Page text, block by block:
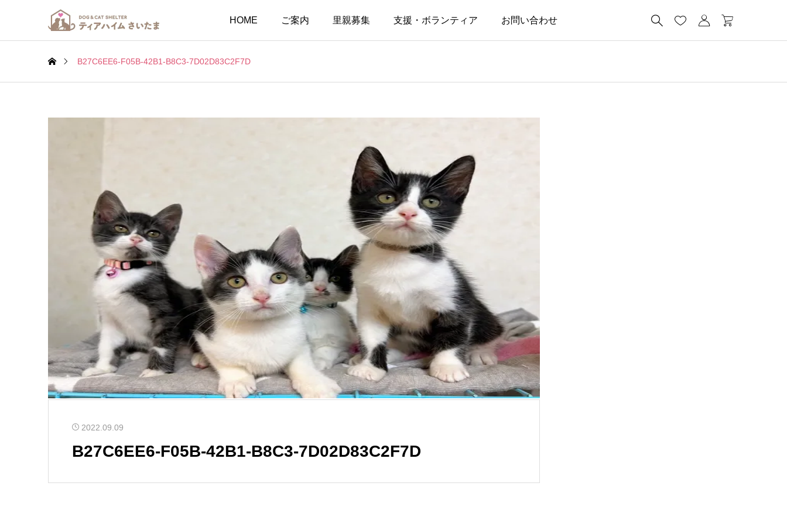
HOME ご案内 里親募集 支援・ボランティア お問い合わせ    
B27C6EE6-F05B-42B1-B8C3-7D02D83C2F7D
2022.09.09
B27C6EE6-F05B-42B1-B8C3-7D02D83C2F7D